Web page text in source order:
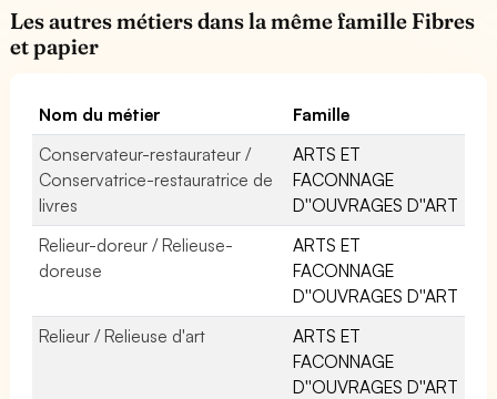
Les autres métiers dans la même famille Fibres
et papier
Nom du métier
Famille
Conservateur-restaurateur /
Conservatrice-restauratrice de
livres
ARTS ET
FACONNAGE
D''OUVRAGES D''ART
Relieur-doreur / Relieuse-
doreuse
ARTS ET
FACONNAGE
D''OUVRAGES D''ART
Relieur / Relieuse d'art
ARTS ET
FACONNAGE
D''OUVRAGES D''ART